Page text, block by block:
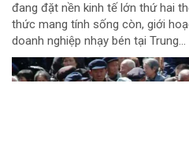
đang đặt nền kinh tế lớn thứ hai
thức mang tính sống còn, giới
doanh nghiệp nhạy bén tại Trung...